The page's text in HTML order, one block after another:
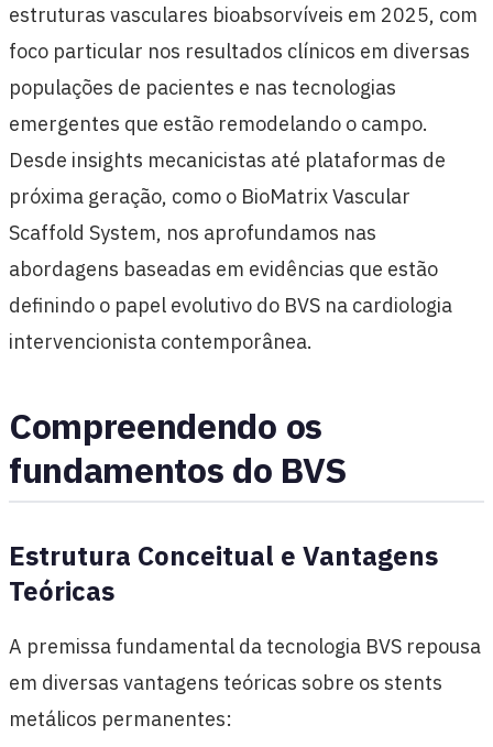
estruturas vasculares bioabsorvíveis em 2025, com
foco particular nos resultados clínicos em diversas
populações de pacientes e nas tecnologias
emergentes que estão remodelando o campo.
Desde insights mecanicistas até plataformas de
próxima geração, como o BioMatrix Vascular
Scaffold System, nos aprofundamos nas
abordagens baseadas em evidências que estão
definindo o papel evolutivo do BVS na cardiologia
intervencionista contemporânea.
Compreendendo os
fundamentos do BVS
Estrutura Conceitual e Vantagens
Teóricas
A premissa fundamental da tecnologia BVS repousa
em diversas vantagens teóricas sobre os stents
metálicos permanentes: